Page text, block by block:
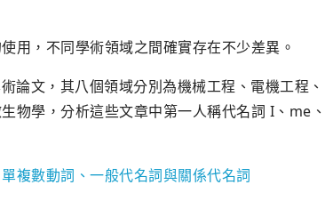
用，不同學術領域之間確實存在不少差異。
文，其八個領域分別為機械工程、電機工程、
物學，分析這些文章中第一人稱代名詞 I、me、
複數動詞、一般代名詞與關係代名詞